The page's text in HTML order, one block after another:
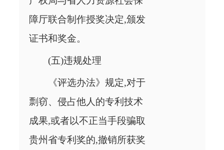
障厅联合制作授奖决定,颁发
证书和奖金。
(五)违规处理
《评选办法》规定,对于
剽窃、侵占他人的专利技术
成果,或者以不正当手段骗取
贵州省专利奖的,撤销所获奖